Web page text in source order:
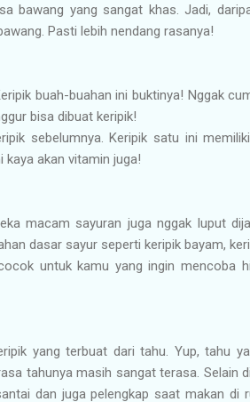
bawang yang sangat khas. Jadi,
Pasti lebih nendang rasanya!
buah-buahan ini buktinya! Nggak
bisa dibuat keripik!
sebelumnya. Keripik satu ini
kaya akan vitamin juga!
macam sayuran juga nggak luput
dasar sayur seperti keripik bayam,
untuk kamu yang ingin mencoba
yang terbuat dari tahu. Yup, tahu
tahunya masih sangat terasa. Selain
dan juga pelengkap saat makan di